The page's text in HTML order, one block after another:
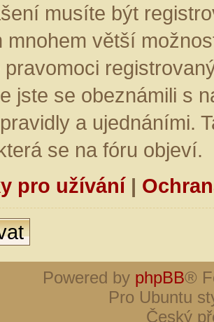
musíte být
mnohem větší
jste se obeznámili s
a ujednáními.
se na fóru objeví.
pro užívání|
Powered by phpBB®
Pro Ubuntu
Český